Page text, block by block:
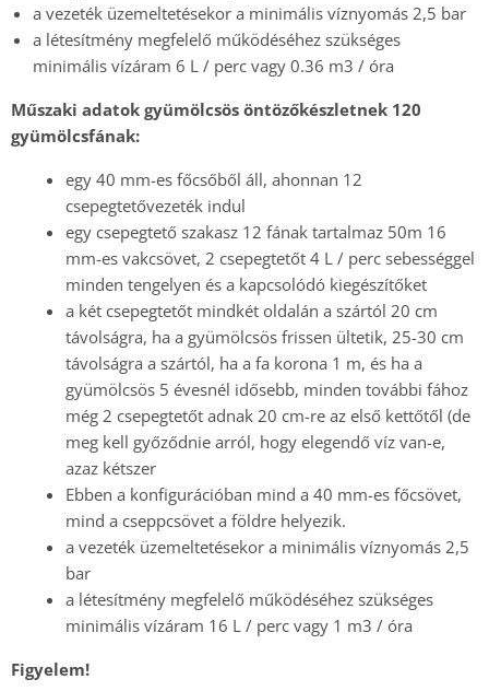
a vezeték üzemeltetésekor a minimális víznyomás 2,5 bar
a létesítmény megfelelő működéséhez szükséges
minimális vízáram 6 L / perc vagy 0.36 m3 / óra
Műszaki adatok gyümölcsös öntözőkészletnek 120
gyümölcsfának:
egy 40 mm-es főcsőből áll, ahonnan 12
csepegtetővezeték indul
egy csepegtető szakasz 12 fának tartalmaz 50m 16
mm-es vakcsövet, 2 csepegtetőt 4 L / perc sebességgel
minden tengelyen és a kapcsolódó kiegészítőket
a két csepegtetőt mindkét oldalán a szártól 20 cm
távolságra, ha a gyümölcsös frissen ültetik, 25-30 cm
távolságra a szártól, ha a fa korona 1 m, és ha a
gyümölcsös 5 évesnél idősebb, minden további fához
még 2 csepegtetőt adnak 20 cm-re az első kettőtől (de
meg kell győződnie arról, hogy elegendő víz van-e,
azaz kétszer
Ebben a konfigurációban mind a 40 mm-es főcsövet,
mind a cseppcsövet a földre helyezik.
a vezeték üzemeltetésekor a minimális víznyomás 2,5
bar
a létesítmény megfelelő működéséhez szükséges
minimális vízáram 16 L / perc vagy 1 m3 / óra
Figyelem!